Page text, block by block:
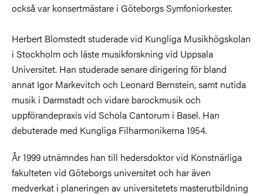
också var konsertmästare i Göteborgs Symfoniorkester.
Herbert Blomstedt studerade vid Kungliga Musikhögskolan
i Stockholm och läste musikforskning vid Uppsala
Universitet. Han studerade senare dirigering för bland
annat Igor Markevitch och Leonard Bernstein, samt nutida
musik i Darmstadt och vidare barockmusik och
uppförandepraxis vid Schola Cantorum i Basel. Han
debuterade med Kungliga Filharmonikerna 1954.
År 1999 utnämndes han till hedersdoktor vid Konstnärliga
fakulteten vid Göteborgs universitet och har även
medverkat i planeringen av universitetets masterutbildning